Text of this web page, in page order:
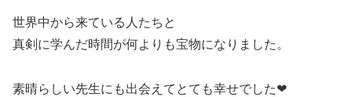
世界中から来ている人たちと
真剣に学んだ時間が何よりも宝物になりました。
素晴らしい先生にも出会えてとても幸せでした❤